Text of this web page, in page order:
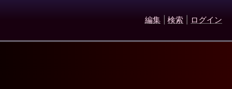
編集 検索 ログイン